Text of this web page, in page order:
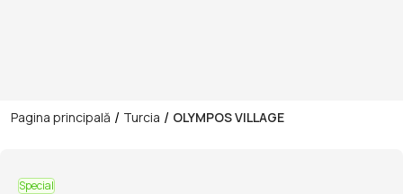
Pagina principală / Turcia / OLYMPOS VILLAGE
Special